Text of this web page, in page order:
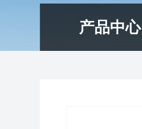
产品中心